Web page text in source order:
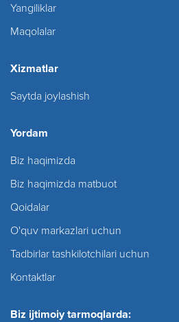
Yangiliklar
Maqolalar
Xizmatlar
Saytda joylashish
Yordam
Biz haqimizda
Biz haqimizda matbuot
Qoidalar
O'quv markazlari uchun
Tadbirlar tashkilotchilari uchun
Kontaktlar
Biz ijtimoiy tarmoqlarda: